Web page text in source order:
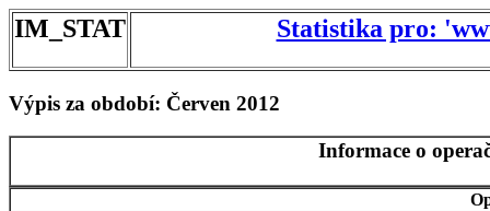
IM_STAT Statistika pro:
Výpis za období: Červen 2012
Informace o